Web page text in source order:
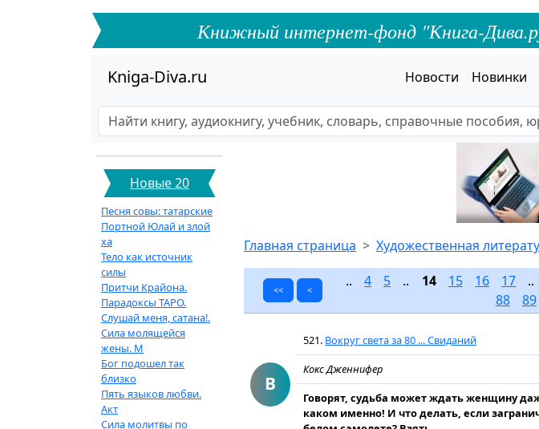
Книжный интернет-фонд "Книга-
Kniga-Diva.ru Новости Новинки
Новые 20
Песня совы: татарские
Портной Юлай и злой
ха
Тело как источник
силы
Притчи Крайона.
Парадоксы ТАРО.
Слушай меня, сатана!.
Сила молящейся
жены. М
Бог подошел так
близко
Пять языков любви.
Акт
Сила молитвы по
Главная страница Художественная
<< <
..4 5 .. 14 15 16 17 ..
88
89
В
521. Вокруг света за 80 ... Свиданий
Кокс Дженнифер
Говорят, судьба может ждать женщину
каком именно! И что делать, если